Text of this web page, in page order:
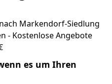
Markendorf-Siedlung
- Kostenlose Angebote
es um Ihren